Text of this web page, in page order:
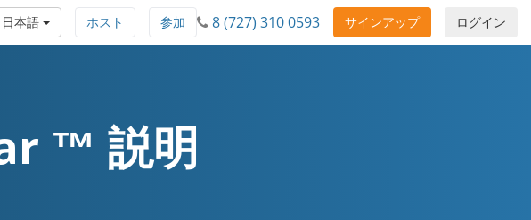
ログイン
サインアップ
8 (727) 310 0593
参加
ホスト
日本語
™ 説明